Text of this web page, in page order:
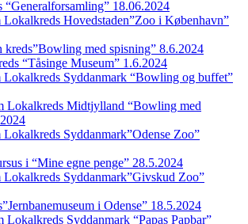
18.06.2024
Hovedstaden”Zoo i København”
kreds”Bowling med spisning” 8.6.2024
“Tåsinge Museum” 1.6.2024
Syddanmark “Bowling og buffet”
Lokalkreds Midtjylland “Bowling med
Syddanmark”Odense Zoo”
i “Mine egne penge” 28.5.2024
Syddanmark”Givskud Zoo”
i Odense” 18.5.2024
Syddanmark “Papas Papbar”